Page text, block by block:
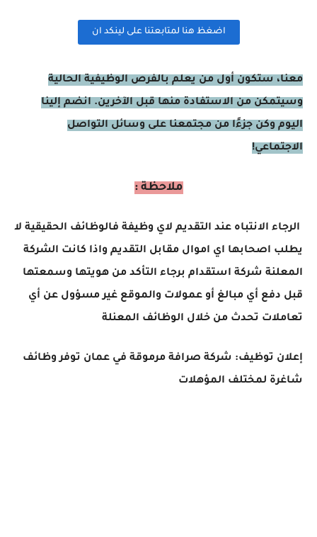
اضغظ هنا لمتابعتنا على لينكد ان
معنا، ستكون أول من يعلم بالفرص الوظيفية الحالية
وسيتمكن من الاستفادة منها قبل الآخرين. انضم إلينا
اليوم وكن جزءًا من مجتمعنا على وسائل التواصل
الاجتماعي!
ملاحظة :
الرجاء الانتباه عند التقديم لاي وظيفة فالوظائف الحقيقية لا
يطلب اصحابها اي اموال مقابل التقديم واذا كانت الشركة
المعلنة شركة استقدام برجاء التأكد من هويتها وسمعتها
قبل دفع أي مبالغ أو عمولات والموقع غير مسؤول عن أي
تعاملات تحدث من خلال الوظائف المعنلة
إعلان توظيف: شركة صرافة مرموقة في عمان توفر وظائف
شاغرة لمختلف المؤهلات